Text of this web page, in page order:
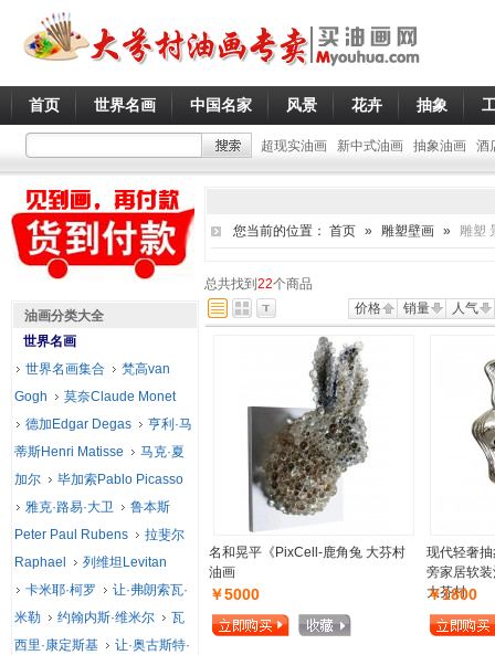
首页 世界名画 中国名家 风景 花卉 抽象
超现实油画 新中式油画 抽象油画 酒
您当前的位置： 首页 » 雕塑壁画 » 雕塑
总共找到 22个商品
价格
销量 人气
名和晃平《PixCell-鹿角兔 大芬村
油画
￥5000
现代轻奢
旁家居软
大芬村
￥1800
油画分类大全
世界名画
世界名画集合
梵高van
Gogh
莫奈Claude Monet
德加Edgar Degas
亨利·马
蒂斯Henri Matisse
马克·夏
加尔
毕加索Pablo Picasso
雅克·路易·大卫
鲁本斯
Peter Paul Rubens
拉斐尔
Raphael
列维坦Levitan
卡米耶·柯罗
让·弗朗索瓦·
米勒
约翰内斯·维米尔
瓦
西里·康定斯基
让·奥古斯特·